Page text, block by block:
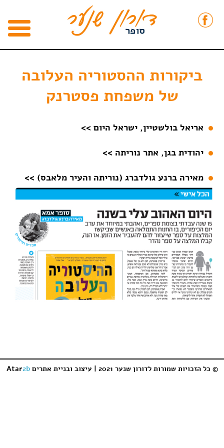
ביקורות ההסטוריה העלובה
של משפחת פסטרנק
אריאל בולשטיין, ישראל היום >>
יהודית בגן, אתר נוריתה >>
מאירה ברנע גולדברג (נוריתה והעיר מלאבס) >>
© כל הזכויות שמורות לדורון שנער 2021 | עיצוב ובניית אתרים Atar2b